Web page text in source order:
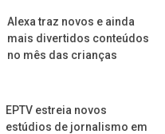
Alexa traz novos e ainda
mais divertidos conteúdos
no mês das crianças
EPTV estreia novos
estúdios de jornalismo em